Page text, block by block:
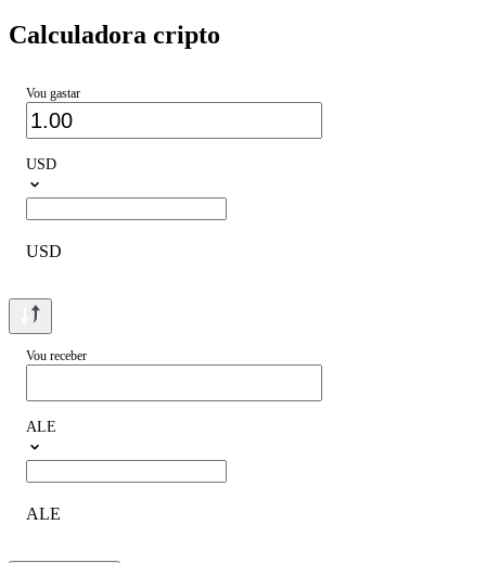
Calculadora cripto
Vou gastar
USD
USD
Vou receber
ALE
ALE